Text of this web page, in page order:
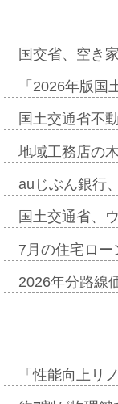
国交省、空き
「2026年版
国土交通省不
地域工務店の
auじぶん銀行
国土交通省、
7月の住宅ロ
2026年分路線
「性能向上リ